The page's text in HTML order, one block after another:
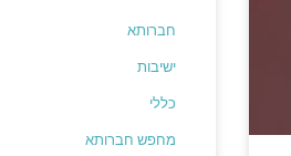
חברותא
ישיבות
כללי
מחפש חברותא